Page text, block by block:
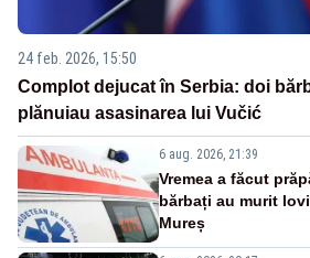
24 feb. 2026, 15:50
Complot dejucat în Serbia: doi
plănuiau asasinarea lui Vučić
6 aug. 2026, 21:39
Vremea a făcut
bărbați au murit
Mureș